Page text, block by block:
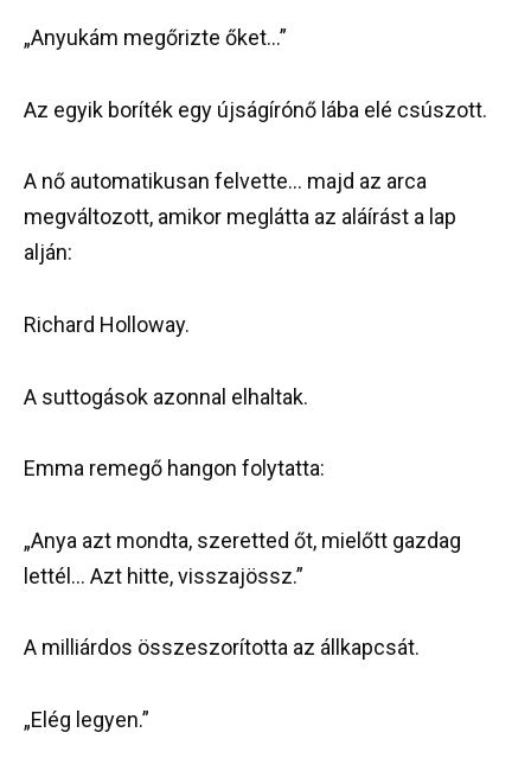
„Anyukám megőrizte őket…”
Az egyik boríték egy újságírónő lába elé csúszott.
A nő automatikusan felvette… majd az arca
megváltozott, amikor meglátta az aláírást a lap
alján:
Richard Holloway.
A suttogások azonnal elhaltak.
Emma remegő hangon folytatta:
„Anya azt mondta, szeretted őt, mielőtt gazdag
lettél… Azt hitte, visszajössz.”
A milliárdos összeszorította az állkapcsát.
„Elég legyen.”